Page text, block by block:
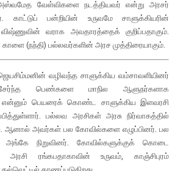
வேள்விகளை நடத்தியவர் என்று அரசர்
காட்டுப் பன்றியின் உருவமே சாளுக்கியரின்
வராக அவதாரத்தைக் குறிப்பதாகும்.
(நந்தி) பல்லவர்களின் அரச முத்திரையாகும்.
வழிவந்த சாளுக்கிய வம்சாவளியினர்
பெண்களை மாநில ஆளுநர்களாக
என்னும் பெயரைக் கொண்ட சாளுக்கிய இளவரசி
பல்லவ அரசிகள் அரசு நிர்வாகத்தில்
ஆனால் அவர்கள் பல கோவில்களை எழுப்பினர். பல
அங்கே நிறுவினர். கோவில்களுக்குக் கொடை
அரசி ரங்கபதாகாவின் உருவம், காஞ்சிபுரம்